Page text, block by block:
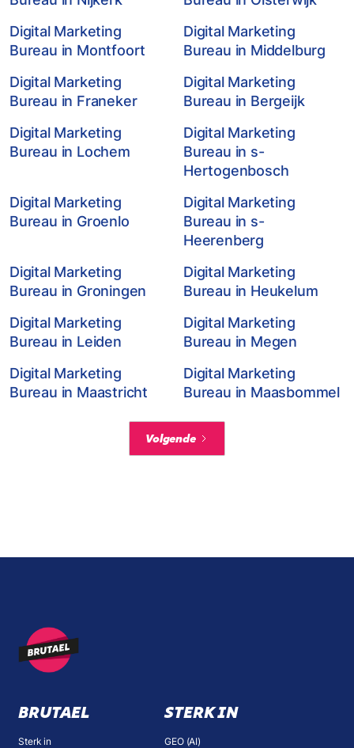
Digital Marketing
Bureau in Montfoort
Digital Marketing
Bureau in Middelburg
Digital Marketing
Bureau in Franeker
Digital Marketing
Bureau in Bergeijk
Digital Marketing
Bureau in Lochem
Digital Marketing
Bureau in s-
Hertogenbosch
Digital Marketing
Bureau in Groenlo
Digital Marketing
Bureau in s-
Heerenberg
Digital Marketing
Bureau in Groningen
Digital Marketing
Bureau in Heukelum
Digital Marketing
Bureau in Leiden
Digital Marketing
Bureau in Megen
Digital Marketing
Bureau in Maastricht
Digital Marketing
Bureau in Maasbommel
Volgende
BRUTAEL
Sterk in
STERK IN
GEO (AI)